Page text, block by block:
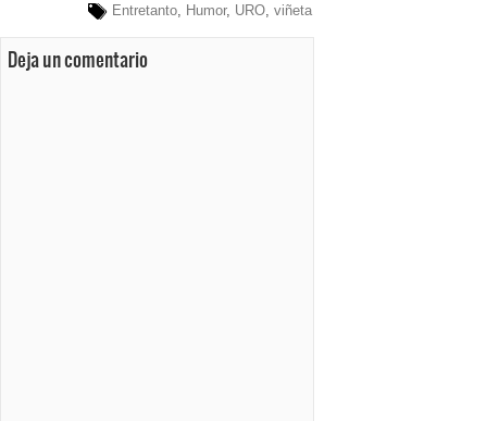
Entretanto, Humor, URO, viñeta
Deja un comentario